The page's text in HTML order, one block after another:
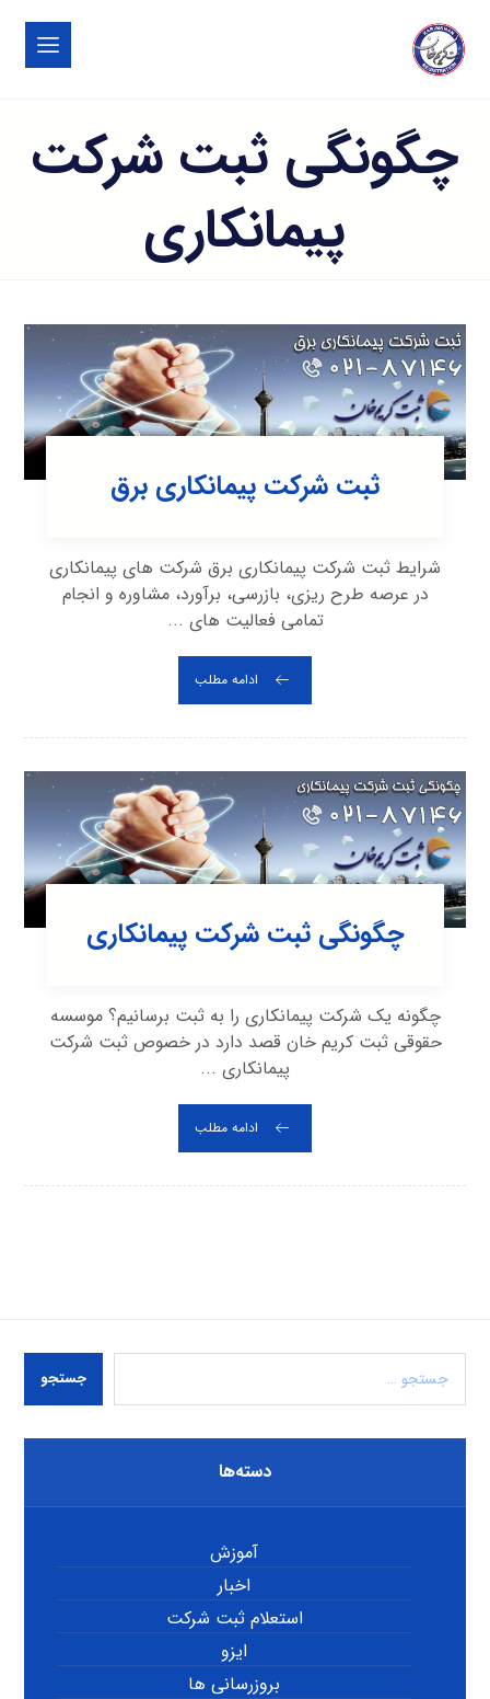
چگونگی ثبت شرکت
پیمانکاری
ثبت شرکت پیمانکاری برق
شرایط ثبت شرکت پیمانکاری برق شرکت های پیمانکاری
در عرصه طرح ریزی، بازرسی، برآورد، مشاوره و انجام
تمامی فعالیت های ...
ادامه مطلب
چگونگی ثبت شرکت پیمانکاری
چگونه یک شرکت پیمانکاری را به ثبت برسانیم؟ موسسه
حقوقی ثبت کریم خان قصد دارد در خصوص ثبت شرکت
پیمانکاری ...
ادامه مطلب
جستجو
دسته‌ها
آموزش
اخبار
استعلام ثبت شرکت
ایزو
بروزرسانی ها